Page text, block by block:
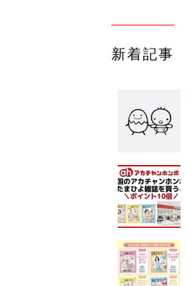
新着記事